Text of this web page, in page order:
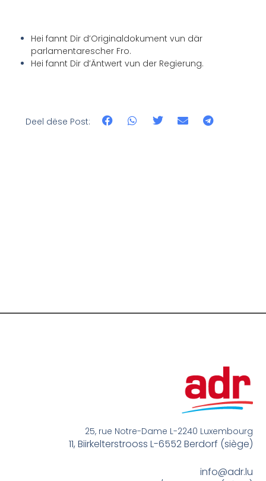
Hei fannt Dir d’Originaldokument vun där
parlamentarescher Fro.
Hei fannt Dir d’Äntwert vun der Regierung.
Deel dëse Post:
25, rue Notre-Dame L-2240 Luxembourg
11, Biirkelterstrooss L-6552 Berdorf (siège)
info@adr.lu